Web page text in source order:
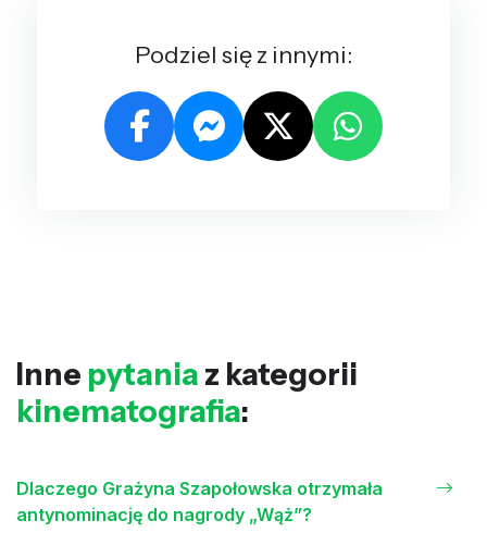
Podziel się z innymi:
Inne pytania z kategorii
kinematografia:
Dlaczego Grażyna Szapołowska otrzymała
antynominację do nagrody „Wąż”?